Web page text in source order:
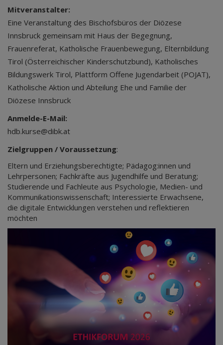
Mitveranstalter:
Eine Veranstaltung des Bischofsbüros der Diözese
Innsbruck gemeinsam mit Haus der Begegnung,
Frauenreferat, Katholische Frauenbewegung, Elternbildung
Tirol (Österreichischer Kinderschutzbund), Katholisches
Bildungswerk Tirol, Plattform Offene Jugendarbeit (POJAT),
Katholische Aktion und Abteilung Ehe und Familie der
Diözese Innsbruck
Anmelde-E-Mail:
hdb.kurse@dibk.at
Zielgruppen / Voraussetzung:
Eltern und Erziehungsberechtigte; Pädagog:innen und
Lehrpersonen; Fachkräfte aus Jugendhilfe und Beratung;
Studierende und Fachleute aus Psychologie, Medien- und
Kommunikationswissenschaft; Interessierte Erwachsene,
die digitale Entwicklungen verstehen und reflektieren
möchten